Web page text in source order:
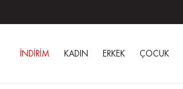
İNDİRİM KADIN ERKEK ÇOCUK